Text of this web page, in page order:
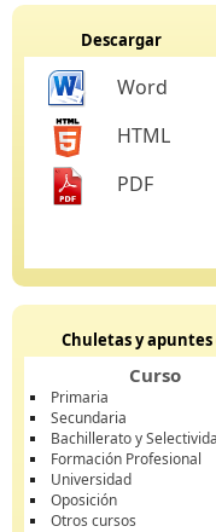
Descargar
Word
HTML
PDF
Chuletas y apuntes
Curso
Primaria
Secundaria
Bachillerato y
Formación Profesional
Universidad
Oposición
Otros cursos